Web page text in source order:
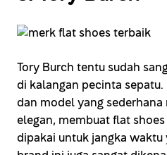
Tory Burch tentu sudah
di kalangan pecinta
dan model yang
elegan, membuat flat
dipakai untuk jangka waktu